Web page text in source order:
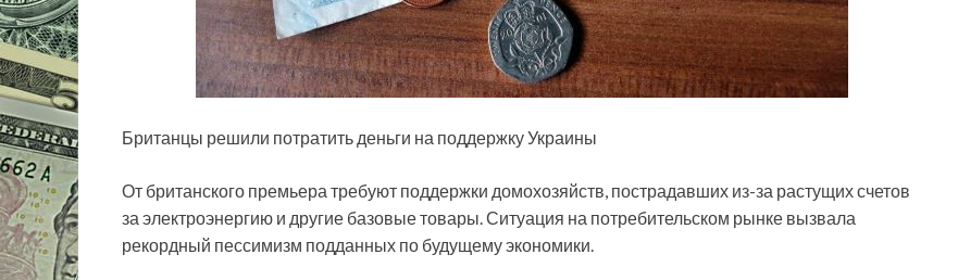
Британцы решили потратить деньги на поддержку Украины
От британского премьера требуют поддержки домохозяйств, пострадавших из-за растущих счетов
за электроэнергию и другие базовые товары. Ситуация на потребительском рынке вызвала
рекордный пессимизм подданных по будущему экономики.